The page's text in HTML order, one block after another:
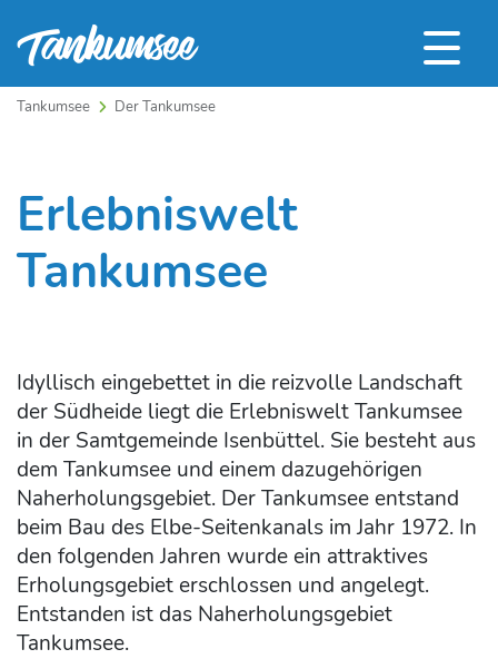
Tankumsee Der Tankumsee
Erlebniswelt
Tankumsee
Idyllisch eingebettet in die reizvolle Landschaft
der Südheide liegt die Erlebniswelt Tankumsee
in der Samtgemeinde Isenbüttel. Sie besteht aus
dem Tankumsee und einem dazugehörigen
Naherholungsgebiet. Der Tankumsee entstand
beim Bau des Elbe-Seitenkanals im Jahr 1972. In
den folgenden Jahren wurde ein attraktives
Erholungsgebiet erschlossen und angelegt.
Entstanden ist das Naherholungsgebiet
Tankumsee.